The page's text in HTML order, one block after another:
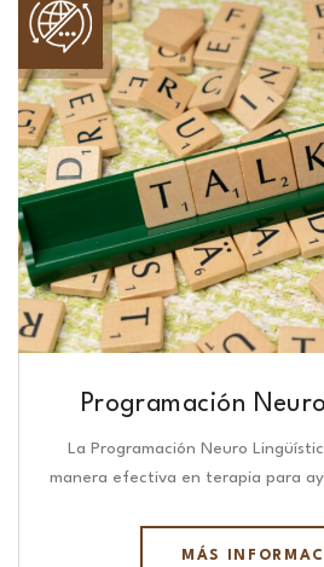
Programación
La Programación Neuro
manera efectiva en terapia para
MÁS